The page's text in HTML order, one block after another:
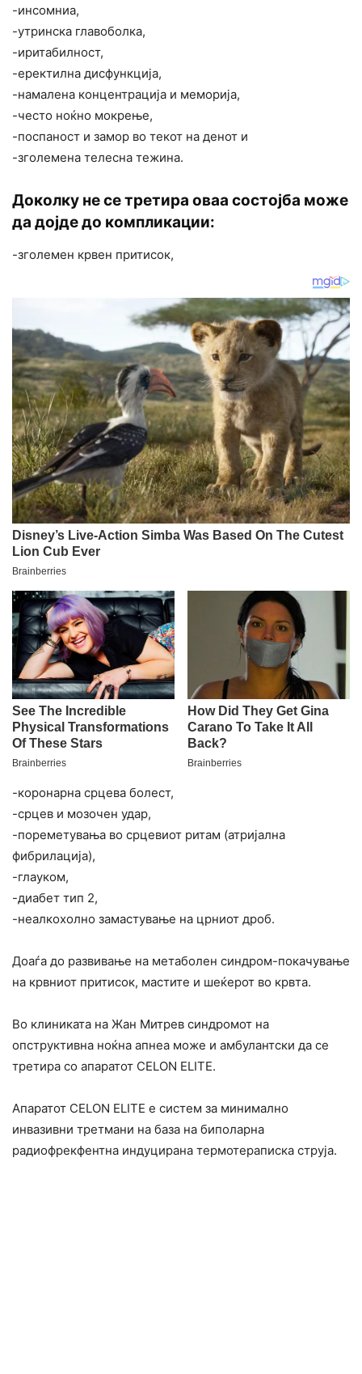
-инсомниа,
-утринска главоболка,
-иритабилност,
-еректилна дисфункција,
-намалена концентрација и меморија,
-често ноќно мокрење,
-поспаност и замор во текот на денот и
-зголемена телесна тежина.
Доколку не се третира оваа состојба може
да дојде до компликации:
-зголемен крвен притисок,
-коронарна срцева болест,
-срцев и мозочен удар,
-пореметувања во срцевиот ритам (атријална
фибрилација),
-глауком,
-диабет тип 2,
-неалкохолно замастување на црниот дроб.
Доаѓа до развивање на метаболен синдром-покачување
на крвниот притисок, мастите и шеќерот во крвта.
Во клиниката на Жан Митрев синдромот на
опструктивна ноќна апнеа може и амбулантски да се
третира со апаратот CELON ELITE.
Апаратот CELON ELITE е систем за минимално
инвазивни третмани на база на биполарна
радиофрекфентна индуцирана термотераписка струја.